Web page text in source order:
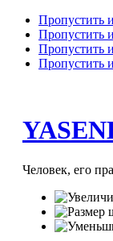
Пропустить
Пропустить
Пропустить
Пропустить
Человек, его